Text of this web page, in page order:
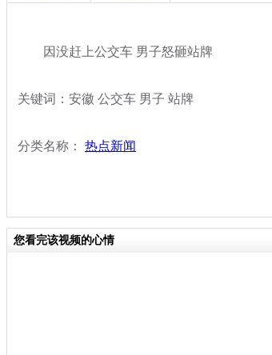
因没赶上公交车 男子怒砸站牌
关键词：安徽 公交车 男子 站牌
分类名称： 热点新闻
您看完该视频的心情